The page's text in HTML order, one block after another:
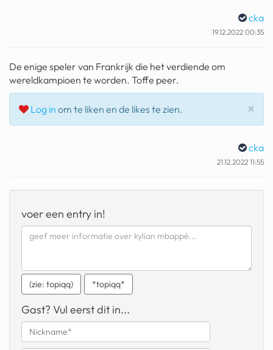
dunkin donuts
ryanair
dpd
yusuf dikeç
duitsland
chevrolet mohawk
cka
19.12.2022 00:35
De enige speler van Frankrijk die het verdiende om
wereldkampioen te worden. Toffe peer.
×
Log in om te liken en de likes te zien.
cka
21.12.2022 11:55
voer een entry in!
(zie: topiqq) *topiqq*
Gast? Vul eerst dit in...